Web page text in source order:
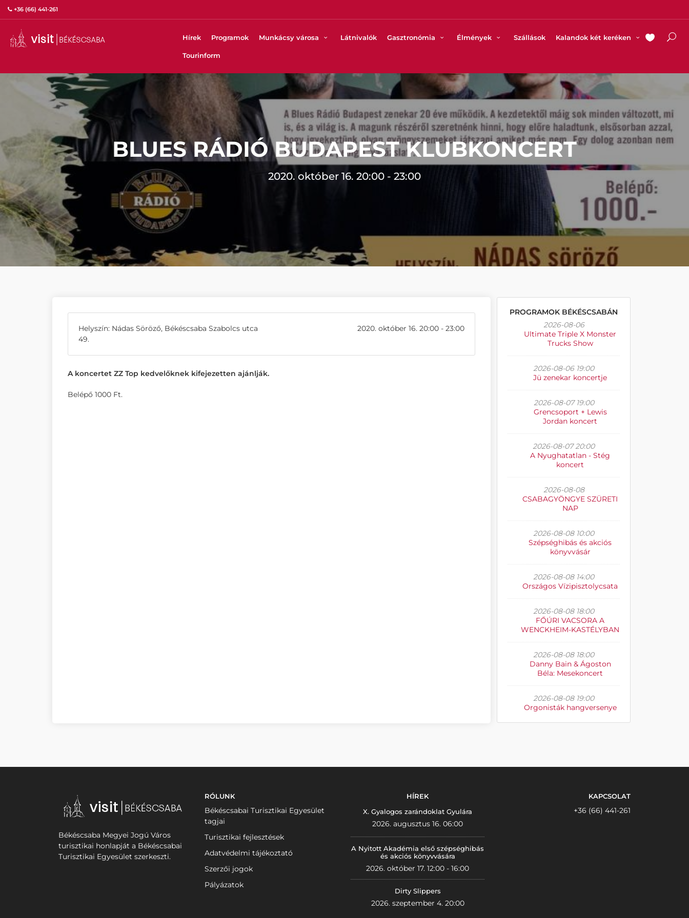
+36 (66) 441-261
Hírek Programok Munkácsy városa Látnivalók Gasztronómia Élmények Szállások Kalandok két keréken
Tourinform
BLUES RÁDIÓ BUDAPEST KLUBKONCERT
2020. október 16. 20:00 - 23:00
Helyszín: Nádas Söröző, Békéscsaba Szabolcs utca
49.
2020. október 16. 20:00 - 23:00
A koncertet ZZ Top kedvelőknek kifejezetten ajánlják.
Belépő 1000 Ft.
PROGRAMOK BÉKÉSCSABÁN
2026-08-06
Ultimate Triple X Monster
Trucks Show
2026-08-06 19:00
Jü zenekar koncertje
2026-08-07 19:00
Grencsoport + Lewis
Jordan koncert
2026-08-07 20:00
A Nyughatatlan - Stég
koncert
2026-08-08
CSABAGYÖNGYE SZÜRETI
NAP
2026-08-08 10:00
Szépséghibás és akciós
könyvvásár
2026-08-08 14:00
Országos Vízipisztolycsata
2026-08-08 18:00
FŐÚRI VACSORA A
WENCKHEIM-KASTÉLYBAN
2026-08-08 18:00
Danny Bain & Ágoston
Béla: Mesekoncert
2026-08-08 19:00
Orgonisták hangversenye
Békéscsaba Megyei Jogú Város
turisztikai honlapját a Békéscsabai
Turisztikai Egyesület szerkeszti.
RÓLUNK
Békéscsabai Turisztikai Egyesület
tagjai
Turisztikai fejlesztések
Adatvédelmi tájékoztató
Szerzői jogok
Pályázatok
HÍREK
X. Gyalogos zarándoklat Gyulára
2026. augusztus 16. 06:00
A Nyitott Akadémia első szépséghibás
és akciós könyvvására
2026. október 17. 12:00 - 16:00
Dirty Slippers
2026. szeptember 4. 20:00
KAPCSOLAT
+36 (66) 441-261